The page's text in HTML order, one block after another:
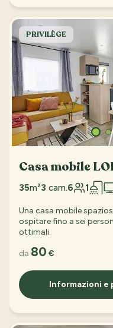
PRIVILÈGE
Casa mobile
35m²3 cam.6 1
Una casa mobile
ospitare fino a sei
ottimali.
da 80 €
Informazioni e